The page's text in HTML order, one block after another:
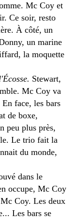
Mc Coy et
Ce soir, resto
À côté, un
un marine
la moquette
Stewart,
Mc Coy va
face, les bars
de boxe,
peu plus près,
Le trio fait la
du monde,
dans le
occupe, Mc Coy
Coy. Les deux
Les bars se